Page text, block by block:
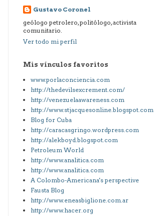
Gustavo Coronel
geólogo petrolero, politólogo, activista
comunitario.
Ver todo mi perfil
Mis vínculos favoritos
www.porlaconciencia.com
http://thedevilsexcrement.com/
http://venezuelaawareness.com
http://www.stjacquesonline.blogspot.com
Blog for Cuba
http://caracasgringo.wordpress.com
http://alekboyd.blogspot.com
Petroleum World
http://www.analitica.com
http://www.analitica.com
A Colombo-Americana's perspective
Fausta Blog
http://www.eneasbiglione.com.ar
http://www.hacer.org